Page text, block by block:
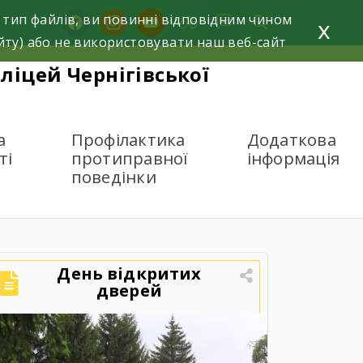
facebookinstagramyoutube
Чернігівської
Профілактика
протиправної
поведінки
Додаткова
інформація
День відкритих
дверей
файлів, ви повинні відповідним чином
або не використовувати наш веб-сайт
x